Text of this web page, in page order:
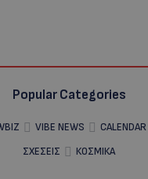
Popular Categories
VIBE NEWS CALENDAR
ΣΧΕΣΕΙΣ
ΚΟΣΜΙΚΑ